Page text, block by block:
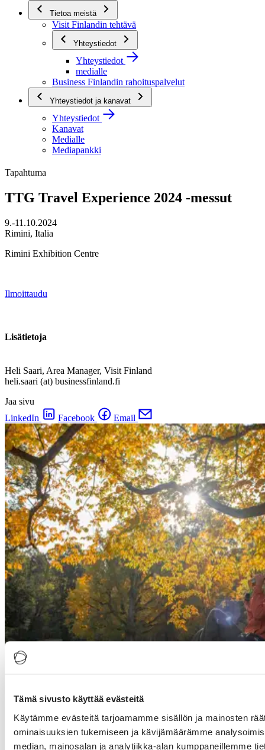
Tämä sivusto käyttää evästeitä
Käytämme evästeitä tarjoamamme sisällön ja mainosten
ominaisuuksien tukemiseen ja kävijämäärämme
median, mainosalan ja analytiikka-alan kumppaneillemme
Tietoa meistä
Visit Finlandin tehtävä
Yhteystiedot
Yhteystiedot
medialle
Business Finlandin rahoituspalvelut
Yhteystiedot ja kanavat
Yhteystiedot
Kanavat
Medialle
Mediapankki
Tapahtuma
TTG Travel Experience 2024 -messut
9.-11.10.2024
Rimini, Italia
Rimini Exhibition Centre
Ilmoittaudu
Lisätietoja
Heli Saari, Area Manager, Visit Finland
heli.saari (at) businessfinland.fi
Jaa sivu
LinkedIn
Facebook Email
TTG Rimini on Italian vuosittainen matkailun
ammattimessutapahtuma. Messut järjestetään 9.-11.10.2024. Visit
Finland osallistuu messuille yhteisosastolla Norjan, Islannin ja
Tanskan kanssa.